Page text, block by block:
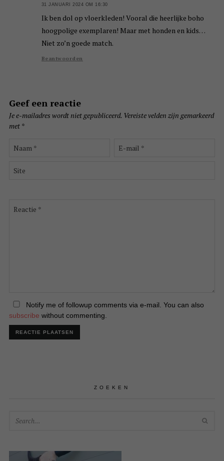
31 JANUARI 2024 OM 16:30
Ik ben dol op vloerkleden! Vooral die heerlijke boho
hoogpolige exemplaren! Maar met honden en kids…
Niet zo’n goede match.
Beantwoorden
Geef een reactie
Je e-mailadres wordt niet gepubliceerd. Vereiste velden zijn gemarkeerd
met *
Notify me of followup comments via e-mail. You can also
subscribe without commenting.
ZOEKEN